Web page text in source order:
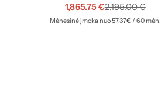
2,195.00€
1,865.75€
Mėnesinė įmoka nuo 57.37€ / 60 mėn.